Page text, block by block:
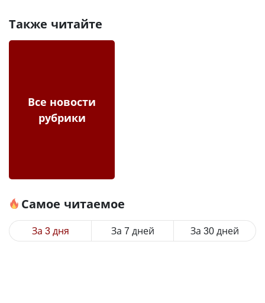
Также читайте
Все новости
рубрики
Самое читаемое
За 3 дня За 7 дней За 30 дней